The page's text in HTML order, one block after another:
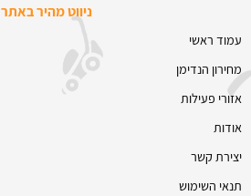
ניווט מהיר באתר
עמוד ראשי
מחירון הנדימן
אזורי פעילות
אודות
יצירת קשר
תנאי השימוש